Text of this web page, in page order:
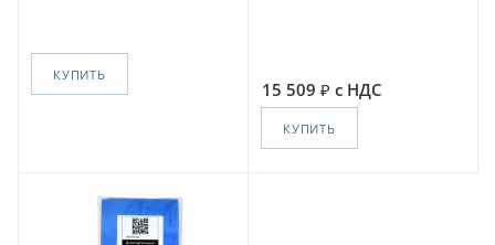
КУПИТЬ
15 509 с НДС
КУПИТЬ